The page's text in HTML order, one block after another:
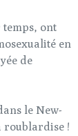
ont
en
de
le New-
roublardise !